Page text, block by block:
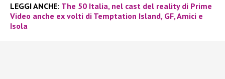
LEGGI ANCHE: The 50 Italia, nel cast del reality di Prime
Video anche ex volti di Temptation Island, GF, Amici e
Isola